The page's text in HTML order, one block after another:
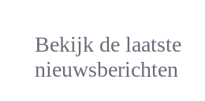
Bekijk de laatste
nieuwsberichten